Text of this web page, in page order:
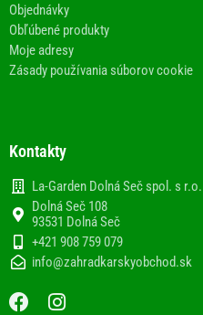
Objednávky
Obľúbené produkty
Moje adresy
Zásady používania súborov cookie
Kontakty
La-Garden Dolná Seč spol. s r.o.
Dolná Seč 108
93531 Dolná Seč
+421 908 759 079
info@zahradkarskyobchod.sk
F
I